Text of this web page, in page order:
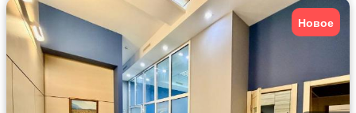
Новое